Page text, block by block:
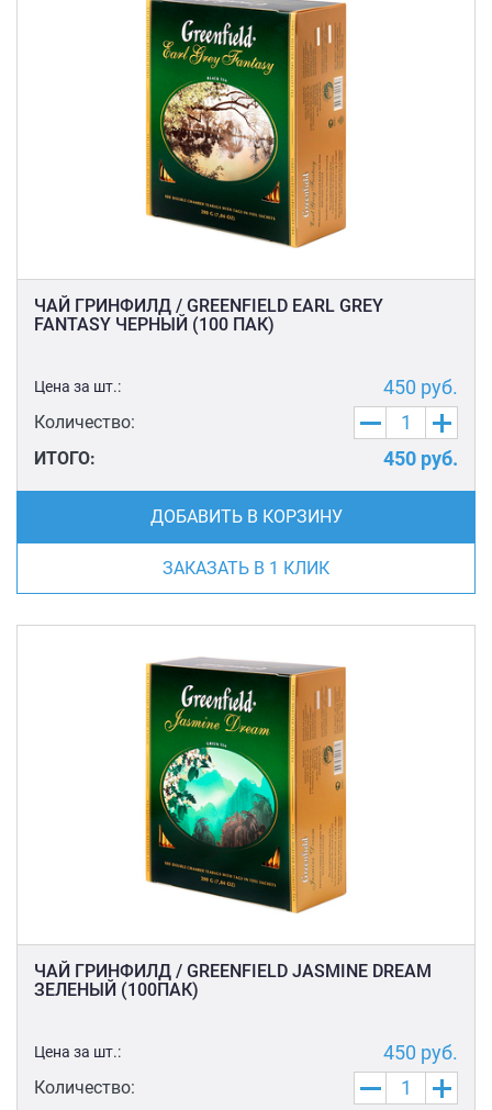
ЧАЙ ГРИНФИЛД / GREENFIELD EARL GREY
FANTASY ЧЕРНЫЙ (100 ПАК)
Цена за шт.: 450 руб.
Количество:
ИТОГО:
450 руб.
ДОБАВИТЬ В КОРЗИНУ
ЗАКАЗАТЬ В 1 КЛИК
ЧАЙ ГРИНФИЛД / GREENFIELD JASMINE DREAM
ЗЕЛЕНЫЙ (100ПАК)
Цена за шт.: 450 руб.
Количество: